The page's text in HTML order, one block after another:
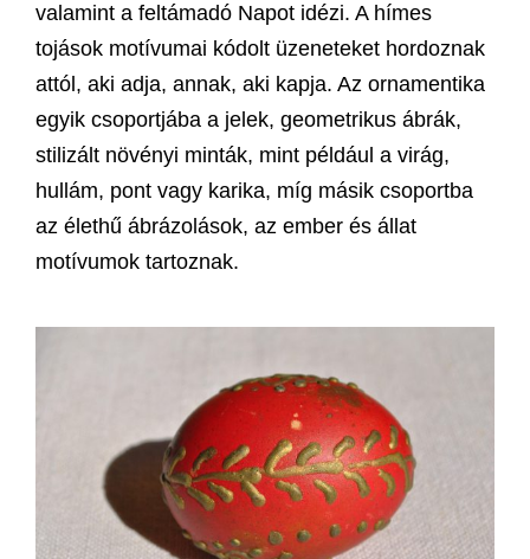
valamint a feltámadó Napot idézi. A hímes
tojások motívumai kódolt üzeneteket hordoznak
attól, aki adja, annak, aki kapja. Az ornamentika
egyik csoportjába a jelek, geometrikus ábrák,
stilizált növényi minták, mint például a virág,
hullám, pont vagy karika, míg másik csoportba
az élethű ábrázolások, az ember és állat
motívumok tartoznak.